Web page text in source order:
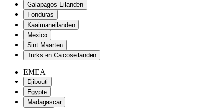
Galapagos Eilanden
Honduras
Kaaimaneilanden
Mexico
Sint Maarten
Turks en Caicoseilanden
EMEA
Djibouti
Egypte
Madagascar